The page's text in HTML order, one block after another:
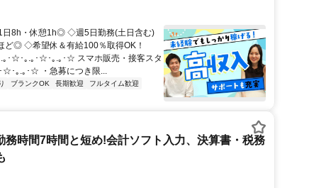
8h・休憩1h◎ ◇週5日勤務(土日含む)
◎ ◇希望休＆有給100％取得OK！
･☆･｡.｡･☆･｡.｡･☆ スマホ販売・接客スタ
･｡.｡･☆ ・急募につき限...
ブランクOK 長期歓迎
フルタイム歓迎
務時間7時間と短め!会計ソフト入力、決算書・税務